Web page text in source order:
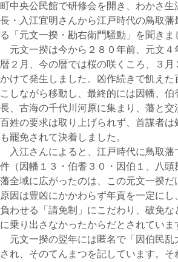
町中央公民館で研修会を開き、わかさ
長・入江宜明さんから江戸時代の鳥取
る「元文一揆・勘右衛門騒動」を聞きま
元文一揆は今から２８０年前、元文４
暦２月、今の暦では桜の咲くころ、３月
かけて発生しました。凶作続きで飢えた
こしながら移動し、最終的には因幡、
長、古海の千代川河原に集まり、藩と交
百姓の要求は取り上げられず、首謀者は
も罷免されて決着しました。
入江さんによると、江戸時代に鳥取藩
件（因幡１３・伯耆３０・因伯１、八頭
藩全域に広がったのは、この元文一揆だ
原因は豊凶にかかわらず年貢を一定に
負わせる「請免制」にこだわり、破免
に乗り出さなかったからだとされていま
元文一揆の翌年には匿名で「因伯民乱
され、そのてんまつを記しています。そ